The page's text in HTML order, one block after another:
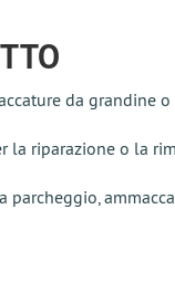
da
la riparazione o la